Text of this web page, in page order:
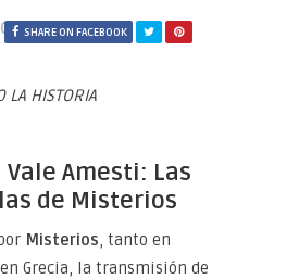
SHARE ON FACEBOOK
LA HISTORIA
Vale Amesti: Las
de Misterios
Misterios, tanto en
Grecia, la transmisión de